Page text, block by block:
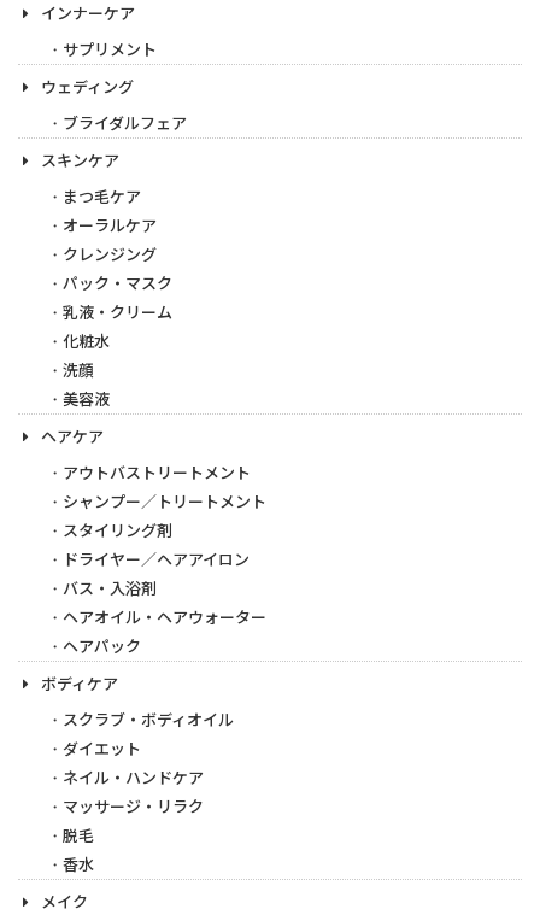
インナーケア
サプリメント
ウェディング
ブライダルフェア
スキンケア
まつ毛ケア
オーラルケア
クレンジング
パック・マスク
乳液・クリーム
化粧水
洗顔
美容液
ヘアケア
アウトバストリートメント
シャンプー／トリートメント
スタイリング剤
ドライヤー／ヘアアイロン
バス・入浴剤
ヘアオイル・ヘアウォーター
ヘアパック
ボディケア
スクラブ・ボディオイル
ダイエット
ネイル・ハンドケア
マッサージ・リラク
脱毛
香水
メイク